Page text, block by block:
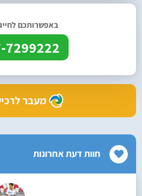
באפשרותכם
7299222
מעבר
חוות דעת אחרונות